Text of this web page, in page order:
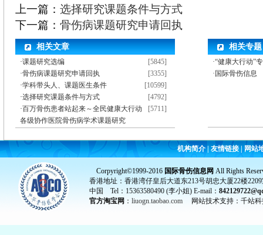
上一篇： 选择研究课题条件与方式
下一篇： 骨伤病课题研究申请回执
相关文章
[5845]
·课题研究选编
[3355]
·骨伤病课题研究申请回执
[10599]
·学科带头人、课题医生条件
[4792]
·选择研究课题条件与方式
[5711]
·百万骨伤患者站起来～全民健康大行动
各级协作医院骨伤病学术课题研究
相关专题
·“健康大行动”
·国际骨伤信息
机构简介| 友情链接 |网站
Corpyright©1999-2016 国际骨伤信息网 All Rights
香港地址：香港湾仔皇后大道东213号胡忠大厦22楼
中国 Tel：15363580490 (李小姐) E-mail：
官方淘宝网 ： liuogn.taobao.com 网站技术支持：千站科